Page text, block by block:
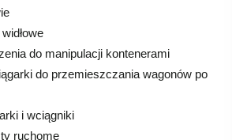
do manipulacji kontenerami
do przemieszczania wagonów po
i wciągniki
ruchome